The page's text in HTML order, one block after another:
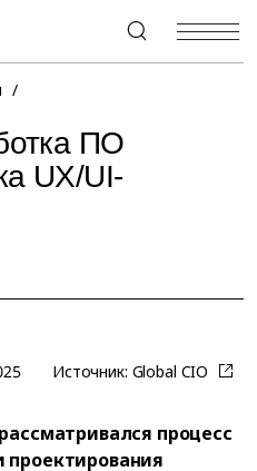
+7 (495) 967-80-80
/
ПО
UX/UI-
Источник: Global CIO
процесс
проектирования